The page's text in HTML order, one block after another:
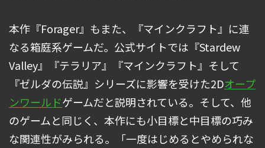
本作『Forager』もまた、『マインクラフト』に連
なる箱庭系ゲームだ。公式サイトでは『Stardew
Valley』『テラリア』『マインクラフト』そして
『ゼルダの伝説』シリーズに影響を受けた2Dオープ
ンワールドゲームだと説明されている。そして、他
のゲームと同じく、本作にも小目標と中目標の巧み
な関連性がみられる。「一度はじめるとやめられな